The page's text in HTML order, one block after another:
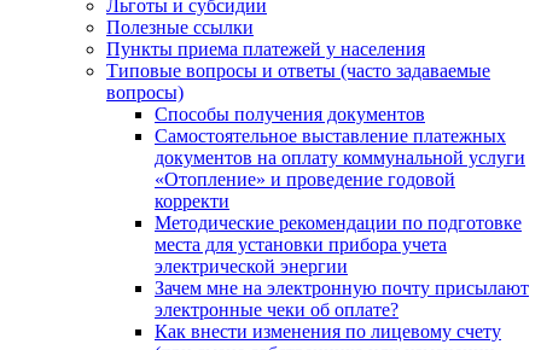
Льготы и субсидии
Полезные ссылки
Пункты приема платежей у населения
Типовые вопросы и ответы (часто задаваемые
вопросы)
Способы получения документов
Самостоятельное выставление платежных
документов на оплату коммунальной услуги
«Отопление» и проведение годовой
корректи
Методические рекомендации по подготовке
места для установки прибора учета
электрической энергии
Зачем мне на электронную почту присылают
электронные чеки об оплате?
Как внести изменения по лицевому счету